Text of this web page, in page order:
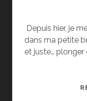
Depuis hier, je
dans ma petite
et juste… plonger